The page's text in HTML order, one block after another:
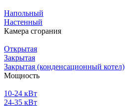
Напольный
Настенный
Камера сгорания
Открытая
Закрытая
Закрытая (конденсационный котел)
Мощность
10-24 кВт
24-35 кВт